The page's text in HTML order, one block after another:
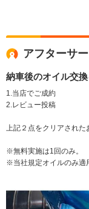
アフターサ
納車後のオイル交
1.当店でご成約
2.レビュー投稿
上記２点をクリアされた
※無料実施は1回のみ。
※当社規定オイルのみ適